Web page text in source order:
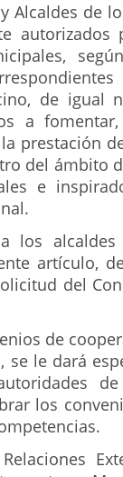
Alcaldes de
autorizados
de igual
a
prestación
del ámbito
e
los
artículo,
del
de
le dará
los